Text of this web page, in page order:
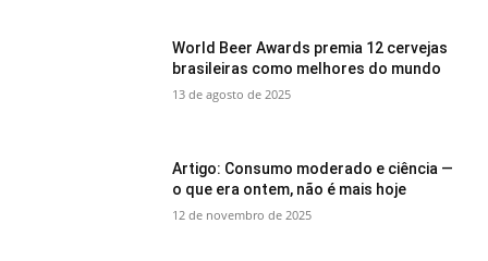
World Beer Awards premia 12 cervejas
brasileiras como melhores do mundo
13 de agosto de 2025
Artigo: Consumo moderado e ciência —
o que era ontem, não é mais hoje
12 de novembro de 2025